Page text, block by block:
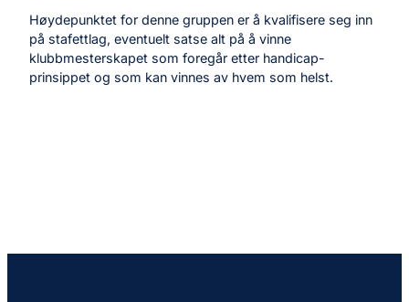
Høydepunktet for denne gruppen er å kvalifisere seg inn
på stafettlag, eventuelt satse alt på å vinne
klubbmesterskapet som foregår etter handicap-
prinsippet og som kan vinnes av hvem som helst.